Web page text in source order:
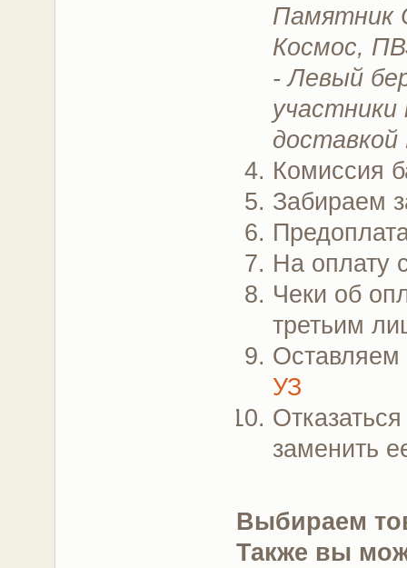
Памятник
Космос,
- Левый
участники
Комиссия
Забираем
На оплату
Чеки об
третьим
УЗ
заменить
Выбираем
Также вы